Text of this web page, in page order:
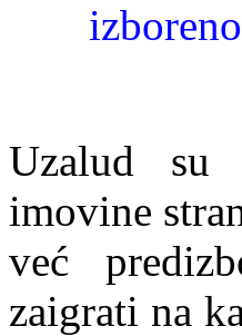
Uzalud su
imovine
već
zaigrati na